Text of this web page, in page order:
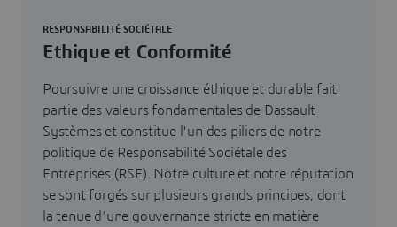
Ethique et Conformité
RESPONSABILITÉ SOCIÉTALE
Poursuivre une croissance éthique et durable fait
partie des valeurs fondamentales de Dassault
Systèmes et constitue l'un des piliers de notre
politique de Responsabilité Sociétale des
Entreprises (RSE). Notre culture et notre réputation
se sont forgés sur plusieurs grands principes, dont
la tenue d’une gouvernance stricte en matière